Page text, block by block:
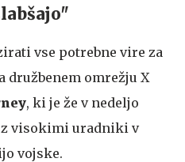
vse potrebne vire za
družbenem omrežju X
, ki je že v nedeljo
z visokimi uradniki v
vojske.